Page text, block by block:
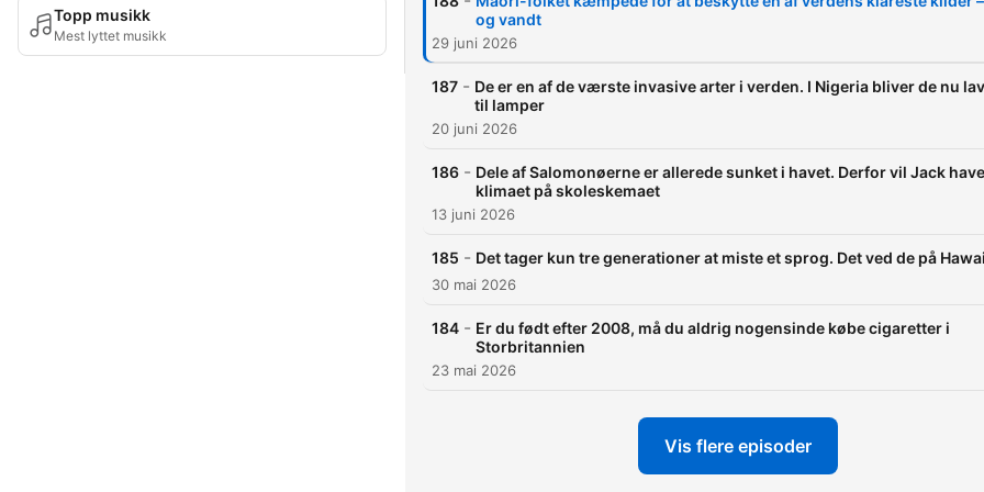
Topp musikk
Mest lyttet musikk
og vandt
29 juni 2026
187 - De er en af de værste invasive arter i verden. I Nigeria bliver de nu
til lamper
20 juni 2026
186 - Dele af Salomonøerne er allerede sunket i havet. Derfor vil Jack have
klimaet på skoleskemaet
13 juni 2026
185 - Det tager kun tre generationer at miste et sprog. Det ved de på
30 mai 2026
184 - Er du født efter 2008, må du aldrig nogensinde købe cigaretter i
Storbritannien
23 mai 2026
Vis flere episoder